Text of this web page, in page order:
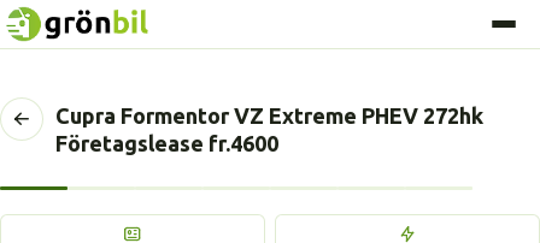
Tillbaka
sida
Cupra Formentor VZ Extreme PHEV 272hk
Företagslease fr.4600